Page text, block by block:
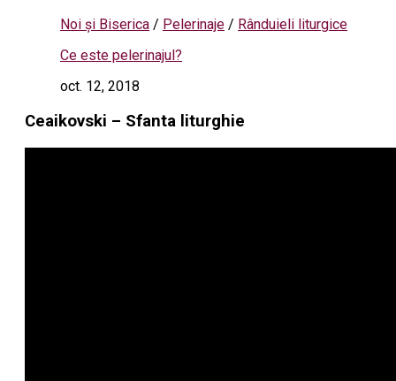
Noi și Biserica / Pelerinaje / Rânduieli liturgice
Ce este pelerinajul?
oct. 12, 2018
Ceaikovski – Sfanta liturghie